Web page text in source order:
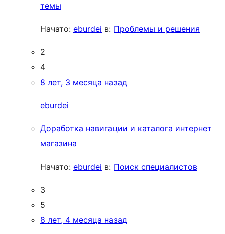
темы
Начато: eburdei в: Проблемы и решения
2
4
8 лет, 3 месяца назад
eburdei
Доработка навигации и каталога интернет
магазина
Начато: eburdei в: Поиск специалистов
3
5
8 лет, 4 месяца назад